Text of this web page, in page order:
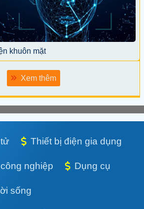
khuôn mặt
Xem thêm
Thiết bị điện gia dụng
nghiệp Dụng cụ
sống